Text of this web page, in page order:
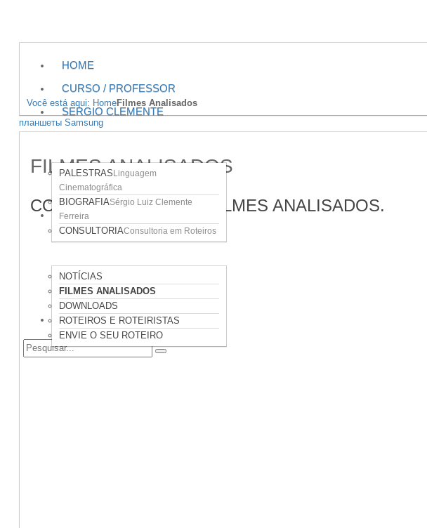
HOME
CURSO / PROFESSOR
SERGIO CLEMENTE
PALESTRAS Linguagem
Cinematográfica
BIOGRAFIASérgio Luiz Clemente
Ferreira
CONSULTORIAConsultoria em Roteiros
ÁREAS DO SITE
NOTÍCIAS
FILMES ANALISADOS
DOWNLOADS
ROTEIROS E ROTEIRISTAS
ENVIE O SEU ROTEIRO
CONTATO
Você está aqui: HomeFilmes Analisados
планшеты Samsung
FILMES ANALISADOS
CONFIRA ABAIXO OS FILMES ANALISADOS.